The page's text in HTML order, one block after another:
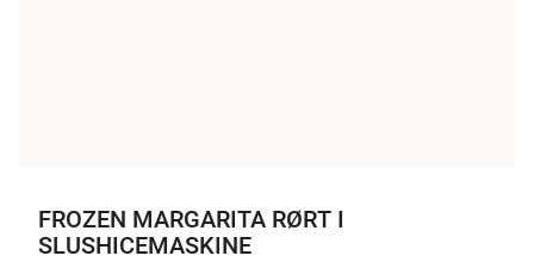
FROZEN MARGARITA RØRT I
SLUSHICEMASKINE